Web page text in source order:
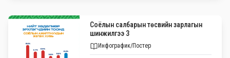
Соёлын салбарын төсвийн зарлагын
шинжилгээ 3
Инфографик/Постер